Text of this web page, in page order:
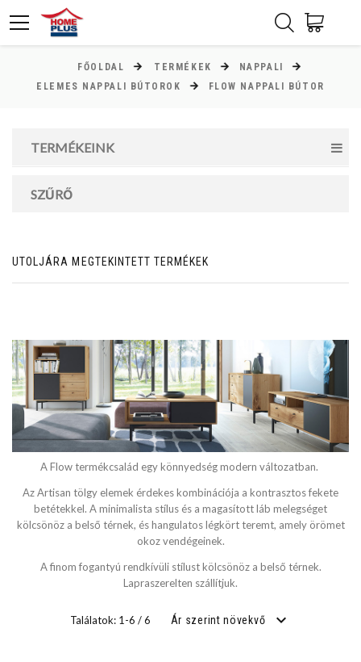
FŐOLDAL TERMÉKEK
NAPPALI
ELEMES NAPPALI BÚTOROK
FLOW NAPPALI BÚTOR
TERMÉKEINK
SZŰRŐ
Ft
MAGASSÁG
cm
SZÉLESSÉG
cm
cm
cm
UTOLJÁRA MEGTEKINTETT TERMÉKEK
A Flow termékcsalád egy könnyedség modern változatban.
Az Artisan tölgy elemek érdekes kombinációja a kontrasztos fekete
betétekkel. A minimalista stílus és a magasított láb melegséget
kölcsönöz a belső térnek, és hangulatos légkört teremt, amely örömet
okoz vendégeinek.
A finom fogantyú rendkívüli stílust kölcsönöz a belső térnek.
Lapraszerelten szállítjuk.
Találatok: 1-6 / 6 Ár szerint növekvő